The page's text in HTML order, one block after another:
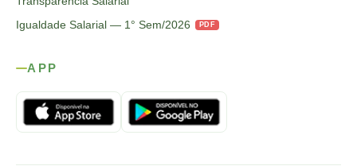
Igualdade Salarial — 1° Sem/2026
PDF
APP